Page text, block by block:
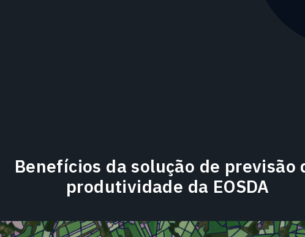
Benefícios da solução de previsão
produtividade da EOSDA